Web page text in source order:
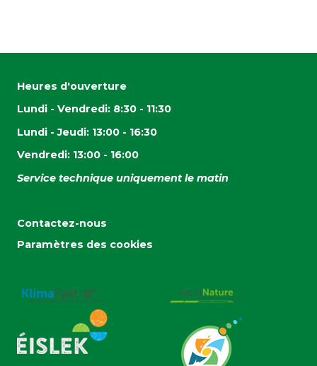
Heures d'ouverture
Lundi - Vendredi: 8:30 - 11:30
Lundi - Jeudi: 13:00 - 16:30
Vendredi: 13:00 - 16:00
Service technique uniquement le matin
Contactez-nous
Paramètres des cookies